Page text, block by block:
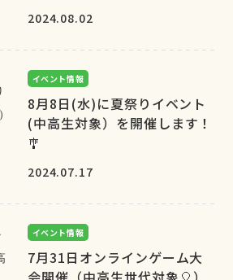
2024.08.02
イベント情報
8月8日(水)に夏祭りイベント
(中高生対象）を開催します！
🎐
2024.07.17
イベント情報
7月31日オンラインゲーム大